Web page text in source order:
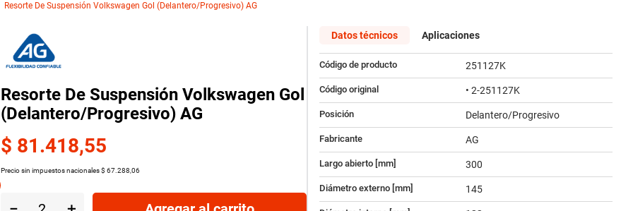
Resorte De Suspensión Volkswagen Gol (Delantero/Progresivo) AG
Resorte De Suspensión Volkswagen Gol
(Delantero/Progresivo) AG
$ 81.418,55
Precio sin impuestos nacionales$ 67. 288 06
Datos técnicos Aplicaciones
Código de producto 251127K
Código original • 2-251127K
Posición Delantero/Progresivo
Fabricante AG
Largo abierto [mm] 300
Diámetro externo [mm] 145